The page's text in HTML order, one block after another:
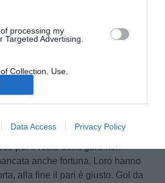
processing my
Targeted Advertising.
Collection, Use,
or Sharing of my
Is Unrelated with the
it was collected.
Data Access Privacy Policy
Mazzarri, ha rilasciato alcune
"Dispiace molto.
il primo gol la voglia di reagire ci
hanno condizionato fortemente,
per il resto della gara non
anche fortuna. Loro hanno
alla fine il pari è giusto. Gol da